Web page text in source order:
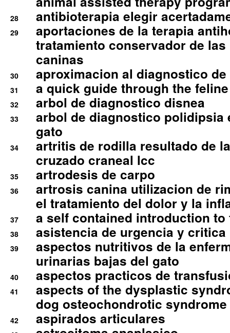
28 antibioterapia elegir
29
aportaciones de la terapia
tratamiento conservador de
caninas
30 aproximacion al diagnostico
31 a quick guide through the
32 arbol de diagnostico disnea
33
arbol de diagnostico polidipsia
gato
34
artritis de rodilla resultado de
cruzado craneal lcc
35 artrodesis de carpo
36
artrosis canina utilizacion de
el tratamiento del dolor y la
37 a self contained introduction
38 asistencia de urgencia y
39
aspectos nutritivos de la
urinarias bajas del gato
40 aspectos practicos de
41
aspects of the dysplastic
dog osteochondrotic syndrome
42 aspirados articulares